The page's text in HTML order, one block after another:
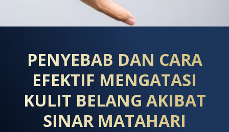
PENYEBAB DAN CARA
EFEKTIF MENGATASI
KULIT BELANG AKIBAT
SINAR MATAHARI